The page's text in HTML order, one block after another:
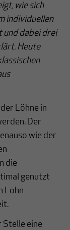
wie sich
individuellen
und dabei drei
Heute
Löhne in
Der
wie der
die
genutzt
Lohn
Stelle eine